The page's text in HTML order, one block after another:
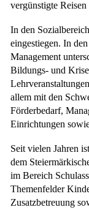
vergünstigte
In den
eingestiegen. In
Management
Bildungs- und
allem mit den
Förderbedarf,
Einrichtungen
Seit vielen Jahren
dem
im Bereich
Themenfelder
Zusatzbetreuung